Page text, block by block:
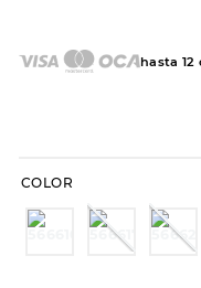
hasta 12
COLOR